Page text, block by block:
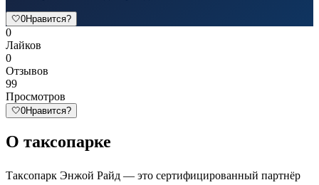
🤍0Нравится?
0
Лайков
0
Отзывов
99
Просмотров
🤍0Нравится?
О таксопарке
Таксопарк Энжой Райд — это сертифицированный партнёр